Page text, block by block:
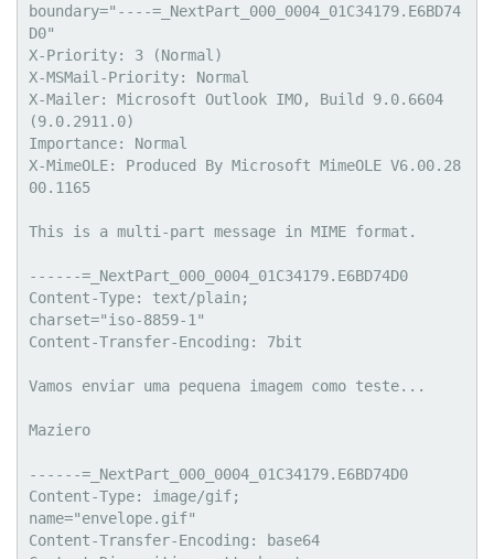
boundary="----=_NextPart_000_0004_01C34179.E6BD74
D0"
X-Priority: 3 (Normal)
X-MSMail-Priority: Normal
X-Mailer: Microsoft Outlook IMO, Build 9.0.6604
(9.0.2911.0)
Importance: Normal
X-MimeOLE: Produced By Microsoft MimeOLE V6.00.28
00.1165
This is a multi-part message in MIME format.
------=_NextPart_000_0004_01C34179.E6BD74D0
Content-Type: text/plain;
charset="iso-8859-1"
Content-Transfer-Encoding: 7bit
Vamos enviar uma pequena imagem como teste...
Maziero
------=_NextPart_000_0004_01C34179.E6BD74D0
Content-Type: image/gif;
name="envelope.gif"
Content-Transfer-Encoding: base64